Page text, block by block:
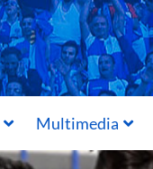
Multimedia